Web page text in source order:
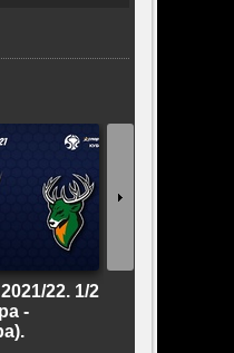
22. 1/2
-